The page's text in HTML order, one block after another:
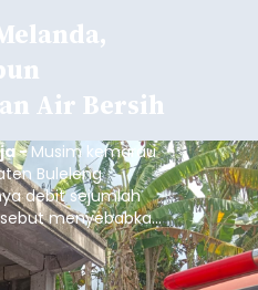
Air Bersih
-Musim kemarau
Buleleng
debit sejumlah
menyebabkan
mengalami
terutama
mandi, cuci, dan